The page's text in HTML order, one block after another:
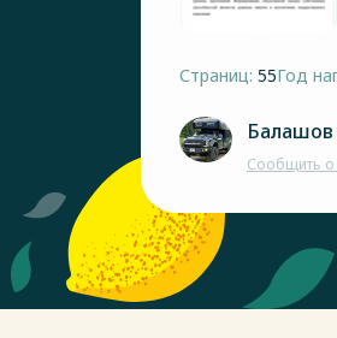
Страниц: 55Год
Балашов
Сообщить о